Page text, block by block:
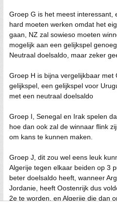
Groep G is het meest interessant,
hard moeten werken omdat het
gaan, NZ zal sowieso moeten
mogelijk aan een gelijkspel
Neutraal doelsaldo, maar zeker
Groep H is bijna vergelijkbaar met
gelijkspel, een gelijkspel voor
met een neutraal doelsaldo
Groep I, Senegal en Irak spelen
hoe dan ook zal de winnaar flink
om kans te kunnen maken.
Groep J, dit zou wel eens leuk
Algerije tegen elkaar beiden op 3
beter doelsaldo heeft, wanneer
Jordanie, heeft Oostenrijk dus
2e te worden, en Algerije die dan